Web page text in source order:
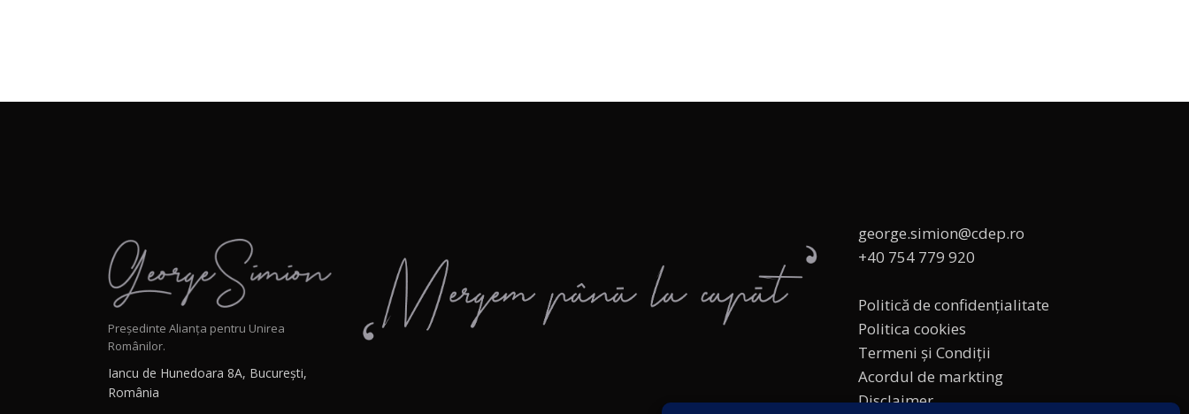
Președinte Alianța pentru Unirea
Românilor.
Iancu de Hunedoara 8A, București,
România
george.simion@cdep.ro
+40 754 779 920
Politică de confidențialitate
Politica cookies
Termeni și Condiții
Acordul de markting
Disclaimer